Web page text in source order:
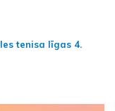
tenisa līgas 4.